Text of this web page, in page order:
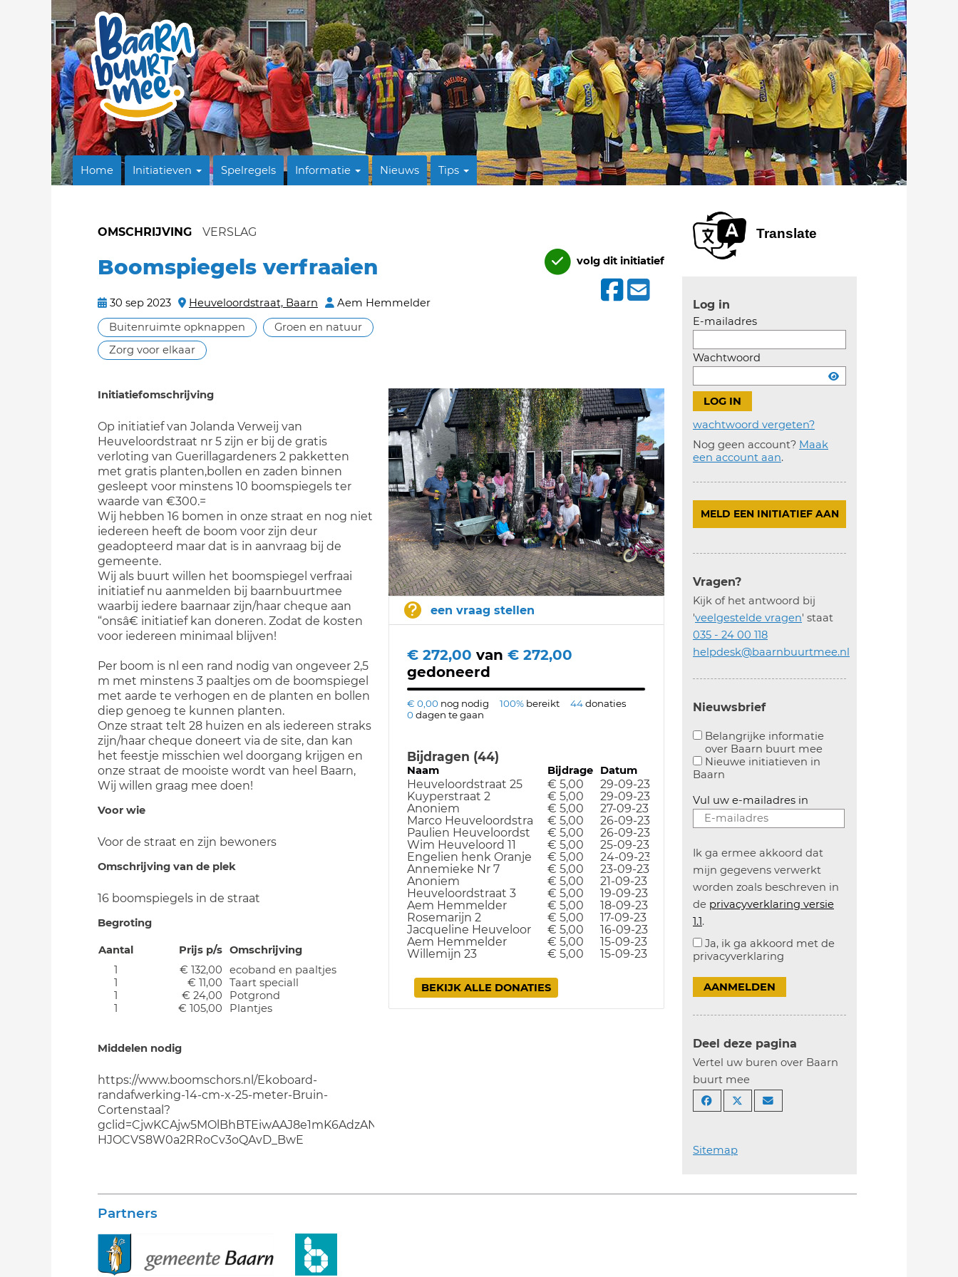
Home Initiatieven Spelregels Informatie Nieuws Tips
OMSCHRIJVING VERSLAG
Boomspiegels verfraaien
30 sep 2023 Heuveloordstraat, Baarn
Aem Hemmelder
Buitenruimte opknappen
Groen en natuur
Zorg voor elkaar
volg dit initiatief
een vraag stellen
€ 272,00 van € 272,00
gedoneerd
€ 0,00 nog nodig 100% bereikt 44donaties
0dagen te gaan
Bijdragen (44)
Naam Bijdrage Datum
Heuveloordstraat 25 € 5,00
29-09-23
Kuyperstraat 2
€ 5,00
29-09-23
Anoniem
€ 5,00
27-09-23
Marco Heuveloordstra
€ 5,00
26-09-23
Paulien Heuveloordst
€ 5,00
26-09-23
Wim Heuveloord 11
€ 5,00
25-09-23
Engelien henk Oranje
€ 5,00
24-09-23
Annemieke Nr 7
€ 5,00
23-09-23
Anoniem
€ 5,00
21-09-23
Heuveloordstraat 3
€ 5,00
19-09-23
Aem Hemmelder
€ 5,00
18-09-23
Rosemarijn 2
€ 5,00
17-09-23
Jacqueline Heuveloor
€ 5,00
16-09-23
Aem Hemmelder
€ 5,00
15-09-23
Willemijn 23
€ 5,00 15-09-23
BEKIJK ALLE DONATIES
Initiatiefomschrijving
Op initiatief van Jolanda Verweij van
Heuveloordstraat nr 5 zijn er bij de gratis
verloting van Guerillagardeners 2 pakketten
met gratis planten,bollen en zaden binnen
gesleept voor minstens 10 boomspiegels ter
waarde van €300.=
Wij hebben 16 bomen in onze straat en nog niet
iedereen heeft de boom voor zijn deur
geadopteerd maar dat is in aanvraag bij de
gemeente.
Wij als buurt willen het boomspiegel verfraai
initiatief nu aanmelden bij baarnbuurtmee
waarbij iedere baarnaar zijn/haar cheque aan
“onsâ€ initiatief kan doneren. Zodat de kosten
voor iedereen minimaal blijven!
Per boom is nl een rand nodig van ongeveer 2,5
m met minstens 3 paaltjes om de boomspiegel
met aarde te verhogen en de planten en bollen
diep genoeg te kunnen planten.
Onze straat telt 28 huizen en als iedereen straks
zijn/haar cheque doneert via de site, dan kan
het feestje misschien wel doorgang krijgen en
onze straat de mooiste wordt van heel Baarn,
Wij willen graag mee doen!
Voor wie
Voor de straat en zijn bewoners
Omschrijving van de plek
16 boomspiegels in de straat
Begroting
Aantal Prijs p/s Omschrijving
1
€ 132,00
ecoband en paaltjes
1
€ 11,00
Taart speciall
1
€ 24,00
Potgrond
1
€ 105,00 Plantjes
Middelen nodig
https://www.boomschors.nl/Ekoboard-
randafwerking-14-cm-x-25-meter-Bruin-
Cortenstaal?
gclid=CjwKCAjw5MOlBhBTEiwAAJ8e1mK6AdzANDMsSi9spjkbYU0zMxzYgMnGDyr0MU50-
HJOCVS8W0a2RRoCv3oQAvD_BwE
Translate
Log in
E-mailadres
Wachtwoord
wachtwoord vergeten?
Nog geen account? Maak
een account aan.
MELD EEN INITIATIEF AAN
Vragen?
Kijk of het antwoord bij
'veelgestelde vragen' staat
035 - 24 00 118
helpdesk@baarnbuurtmee.nl
Nieuwsbrief
Belangrijke informatie
over Baarn buurt mee
Aanvinken om belangrijke informatie over
Nieuwe initiatieven in
Baarn
Vul uw e-mailadres in
Ik ga ermee akkoord dat
mijn gegevens verwerkt
worden zoals beschreven in
de privacyverklaring versie
1.1.
Ja, ik ga akkoord met de
privacyverklaring
AANMELDEN
Deel deze pagina
Vertel uw buren over Baarn
buurt mee
Sitemap
Partners